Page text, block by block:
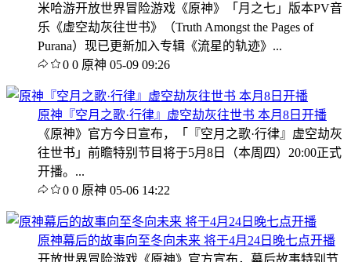
米哈游开放世界冒险游戏《原神》「月之七」版本PV音
乐《虚空劫灰往世书》（Truth Amongst the Pages of
Purana）现已更新加入专辑《流星的轨迹》...
0 0 原神 05-09 09:26
原神『空月之歌·行律』虚空劫灰往世书 本月8日开播
《原神》官方今日宣布，「『空月之歌·行律』虚空劫灰
往世书」前瞻特别节目将于5月8日（本周四）20:00正式
开播。...
0 0 原神 05-06 14:22
原神幕后的故事向至冬向未来 将于4月24日晚七点开播